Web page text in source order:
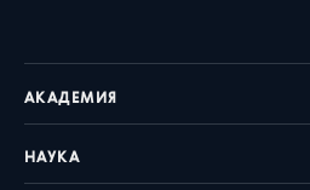
АКАДЕМИЯ
НАУКА